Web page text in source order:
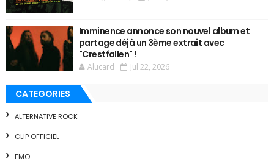
Imminence annonce son nouvel album et
partage déjà un 3ème extrait avec
"Crestfallen" !
Alucard Jul 22, 2026
CATEGORIES
ALTERNATIVE ROCK
CLIP OFFICIEL
EMO